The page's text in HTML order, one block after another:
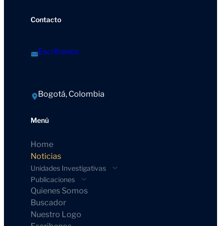
Contacto
Escríbenos
Bogotá, Colombia
Menú
Home
Noticias
Unidades Investigativas
Publicaciones
Quienes Somos
Buscador
Nuestro Logo